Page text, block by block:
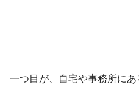
一つ目が、自宅や事務所に